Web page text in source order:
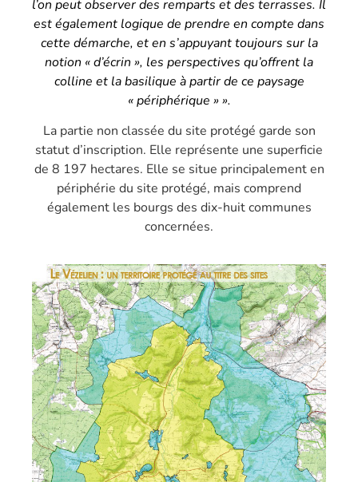
l’on peut observer des remparts et des terrasses. Il
est également logique de prendre en compte dans
cette démarche, et en s’appuyant toujours sur la
notion « d’écrin », les perspectives qu’offrent la
colline et la basilique à partir de ce paysage
« périphérique » ».
La partie non classée du site protégé garde son
statut d’inscription. Elle représente une superficie
de 8 197 hectares. Elle se situe principalement en
périphérie du site protégé, mais comprend
également les bourgs des dix-huit communes
concernées.